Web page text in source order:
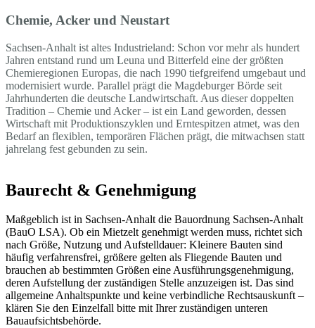
Chemie, Acker und Neustart
Sachsen-Anhalt ist altes Industrieland: Schon vor mehr als hundert
Jahren entstand rund um Leuna und Bitterfeld eine der größten
Chemieregionen Europas, die nach 1990 tiefgreifend umgebaut und
modernisiert wurde. Parallel prägt die Magdeburger Börde seit
Jahrhunderten die deutsche Landwirtschaft. Aus dieser doppelten
Tradition – Chemie und Acker – ist ein Land geworden, dessen
Wirtschaft mit Produktionszyklen und Erntespitzen atmet, was den
Bedarf an flexiblen, temporären Flächen prägt, die mitwachsen statt
jahrelang fest gebunden zu sein.
Baurecht & Genehmigung
Maßgeblich ist in Sachsen-Anhalt die Bauordnung Sachsen-Anhalt
(BauO LSA). Ob ein Mietzelt genehmigt werden muss, richtet sich
nach Größe, Nutzung und Aufstelldauer: Kleinere Bauten sind
häufig verfahrensfrei, größere gelten als Fliegende Bauten und
brauchen ab bestimmten Größen eine Ausführungsgenehmigung,
deren Aufstellung der zuständigen Stelle anzuzeigen ist. Das sind
allgemeine Anhaltspunkte und keine verbindliche Rechtsauskunft –
klären Sie den Einzelfall bitte mit Ihrer zuständigen unteren
Bauaufsichtsbehörde.